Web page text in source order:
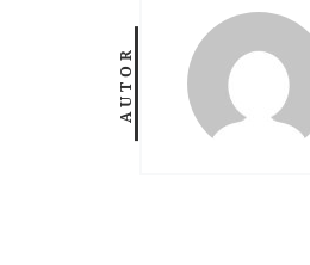
AUTOR